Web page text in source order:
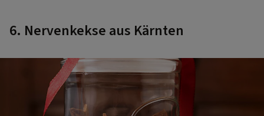
6. Nervenkekse aus Kärnten